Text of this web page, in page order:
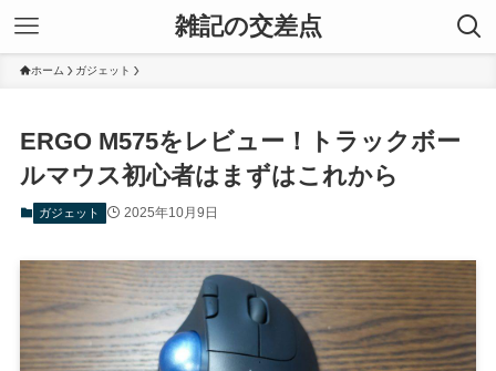
雑記の交差点
ホーム ガジェット
ERGO M575をレビュー！トラックボー
ルマウス初心者はまずはこれから
ガジェット 2025年10月9日